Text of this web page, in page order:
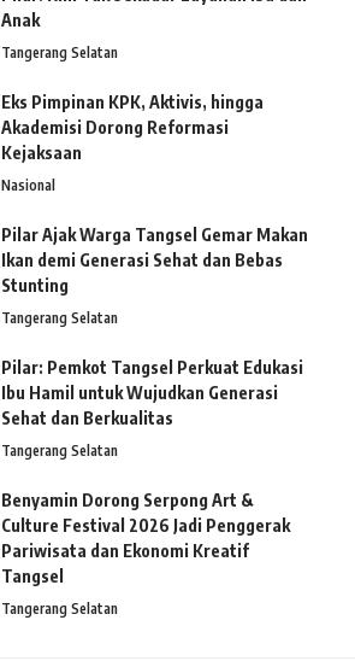
Anak
Tangerang Selatan
Eks Pimpinan KPK, Aktivis, hingga
Akademisi Dorong Reformasi
Kejaksaan
Nasional
Pilar Ajak Warga Tangsel Gemar Makan
Ikan demi Generasi Sehat dan Bebas
Stunting
Tangerang Selatan
Pilar: Pemkot Tangsel Perkuat Edukasi
Ibu Hamil untuk Wujudkan Generasi
Sehat dan Berkualitas
Tangerang Selatan
Benyamin Dorong Serpong Art &
Culture Festival 2026 Jadi Penggerak
Pariwisata dan Ekonomi Kreatif
Tangsel
Tangerang Selatan